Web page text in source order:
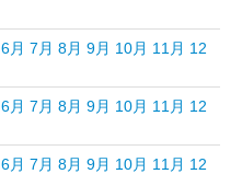
6月 7月 8月 9月 10月 11月 12
6月 7月 8月 9月 10月 11月 12
6月 7月 8月 9月 10月 11月 12